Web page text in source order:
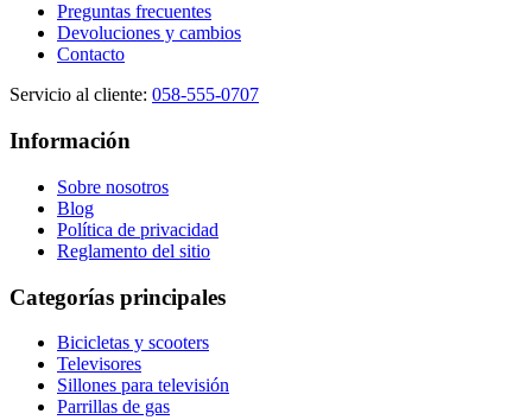
Preguntas frecuentes
Devoluciones y cambios
Contacto
Servicio al cliente: 058-555-0707
Información
Sobre nosotros
Blog
Política de privacidad
Reglamento del sitio
Categorías principales
Bicicletas y scooters
Televisores
Sillones para televisión
Parrillas de gas